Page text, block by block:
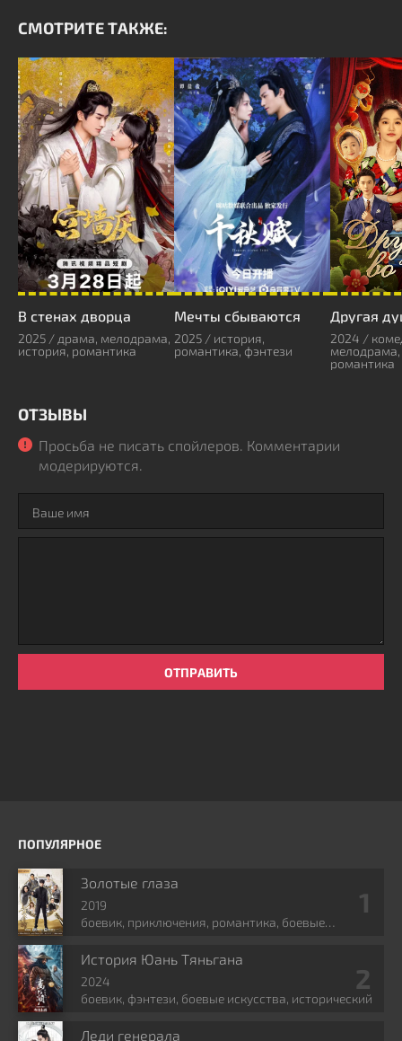
СМОТРИТЕ ТАКЖЕ:
В стенах дворца
2025 / драма, мелодрама,
история, романтика
Мечты сбываются
2025 / история,
романтика, фэнтези
Другая
2024 /
мелодрама,
романтика
ОТЗЫВЫ
Просьба не писать спойлеров. Комментарии
модерируются.
ОТПРАВИТЬ
ПОПУЛЯРНОЕ
Золотые глаза
2019
боевик, приключения, романтика, боевые
История Юань Тяньгана
2024
боевик, фэнтези, боевые искусства, исторический
Леди генерала